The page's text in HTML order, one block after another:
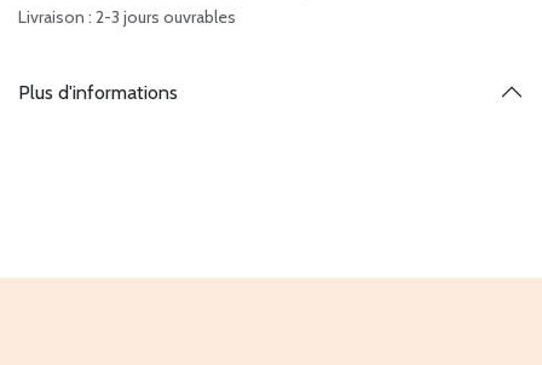
Livraison : 2-3 jours ouvrables
Plus d'informations